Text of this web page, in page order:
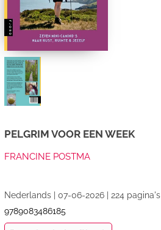
PELGRIM VOOR EEN WEEK
FRANCINE POSTMA
Nederlands | 07-06-2026 | 224 pagina's
9789083486185